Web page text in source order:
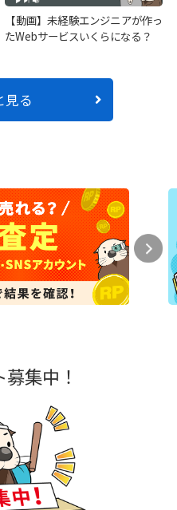
【動画】未経験エンジニアが作っ
たWebサービスいくらになる？
見る
集中！